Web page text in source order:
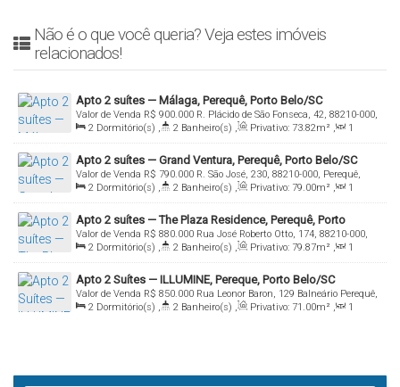
Não é o que você queria? Veja estes imóveis
relacionados!
Apto 2 suítes — Málaga, Perequê, Porto Belo/SC
R$ 900.000
Valor de Venda
R. Plácido de São Fonseca, 42, 88210-000,
Perequê, Porto Belo, Santa Catarina, Brasil
2 Dormitório(s) , 2 Banheiro(s) , Privativo: 73.82m² ,
1
Sala(s) , 2 Suíte(s) , 1 Vaga(s)
Apto 2 suítes — Grand Ventura, Perequê, Porto Belo/SC
R$ 790.000
Valor de Venda
R. São José, 230, 88210-000, Perequê,
Porto Belo, Santa Catarina, Brasil
2 Dormitório(s) , 2 Banheiro(s) , Privativo: 79.00m² ,
1
Sala(s) , 2 Suíte(s) , 1 Vaga(s)
Apto 2 suítes — The Plaza Residence, Perequê, Porto
Belo/SC
R$ 880.000
Valor de Venda
Rua José Roberto Otto, 174, 88210-000,
Perequê, Porto Belo, Santa Catarina, Brasil
2 Dormitório(s) , 2 Banheiro(s) , Privativo: 79.87m² ,
1
Sala(s) , 2 Suíte(s) , 1 Vaga(s)
Apto 2 Suítes — ILLUMINE, Pereque, Porto Belo/SC
R$ 850.000
Valor de Venda
Rua Leonor Baron, 129 Balneário Perequê,
88210-000, Perequê, Porto Belo, Santa Catarina, Brasil
2 Dormitório(s) , 2 Banheiro(s) , Privativo: 71 .00m² ,
1